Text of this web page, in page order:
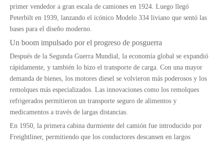
primer vendedor a gran escala de camiones en 1924. Luego llegó
Peterbilt en 1939, lanzando el icónico Modelo 334 liviano que sentó las
bases para el diseño moderno.
Un boom impulsado por el progreso de posguerra
Después de la Segunda Guerra Mundial, la economía global se expandió
rápidamente, y también lo hizo el transporte de carga. Con una mayor
demanda de bienes, los motores diesel se volvieron más poderosos y los
remolques más especializados. Las innovaciones como los remolques
refrigerados permitieron un transporte seguro de alimentos y
medicamentos a través de largas distancias.
En 1950, la primera cabina durmiente del camión fue introducido por
Freightliner, permitiendo que los conductores descansen en largos